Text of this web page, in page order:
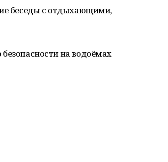
беседы с отдыхающими,
на водоёмах